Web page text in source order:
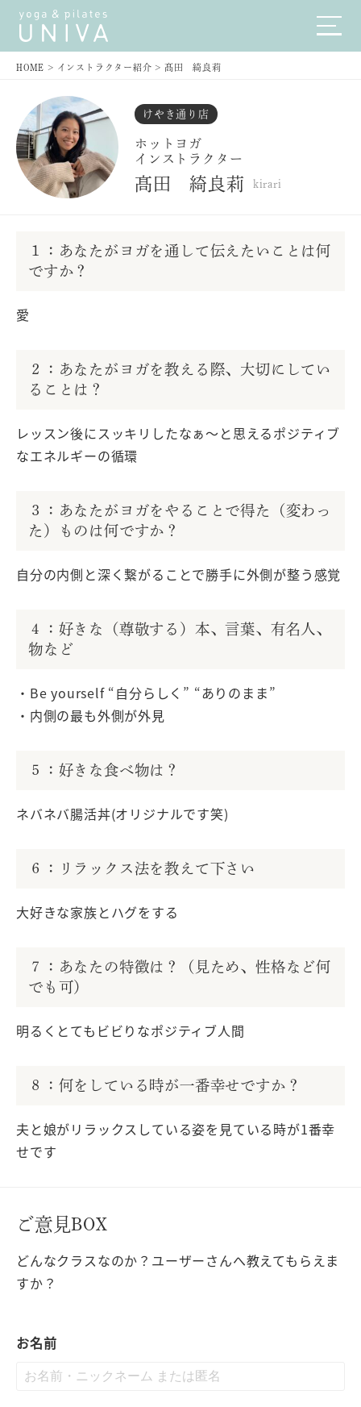
HOME > インストラクター紹介 >髙田 綺良莉
けやき通り店
ホットヨガ
インストラクター
髙田 綺良莉 kirari
１：あなたがヨガを通して伝えたいことは何
ですか？
愛
２：あなたがヨガを教える際、大切にしてい
ることは？
レッスン後にスッキリしたなぁ〜と思えるポジティブ
なエネルギーの循環
３：あなたがヨガをやることで得た（変わっ
た）ものは何ですか？
自分の内側と深く繋がることで勝手に外側が整う感覚
４：好きな（尊敬する）本、言葉、有名人、
物など
・Be yourself “自分らしく” “ありのまま”
・内側の最も外側が外見
５：好きな食べ物は？
ネバネバ腸活丼(オリジナルです笑)
６：リラックス法を教えて下さい
大好きな家族とハグをする
７：あなたの特徴は？（見ため、性格など何
でも可）
明るくとてもビビりなポジティブ人間
８：何をしている時が一番幸せですか？
夫と娘がリラックスしている姿を見ている時が1番幸
せです
ご意見BOX
どんなクラスなのか？ユーザーさんへ教えてもらえま
すか？
お名前